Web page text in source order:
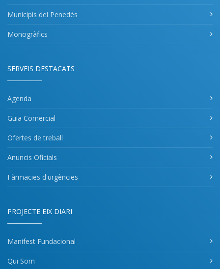
Municipis del Penedès
Monogràfics
SERVEIS DESTACATS
Agenda
Guia Comercial
Ofertes de treball
Anuncis Oficials
Fàrmacies d'urgències
PROJECTE EIX DIARI
Manifest Fundacional
Qui Som